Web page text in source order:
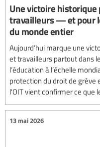
Une victoire
travailleurs — et pour
du monde entier
Aujourd’hui marque une
et travailleurs partout dans
l’éducation à l’échelle
protection du droit de grève
l'OIT vient confirmer ce que
13 mai 2026